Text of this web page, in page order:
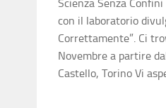
Scienza Senza
con il laboratorio
Correttamente”. Ci
Novembre a partire
Castello, Torino Vi